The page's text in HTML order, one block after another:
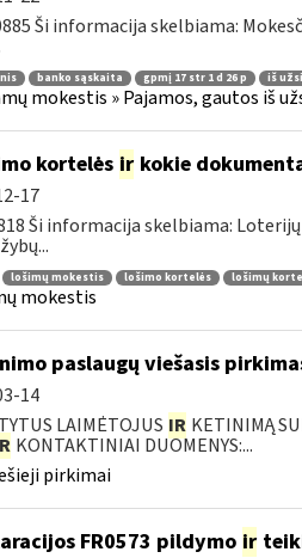
Ši informacija skelbiama:
banko sąskaita gpmį 17 str 1 d 26 p iš
mokestis » Pajamos, gautos iš
kortelės irkokie
17
Ši informacija skelbiama: Loterijų
lošimų mokestis lošimo kortelės lošimų
mokestis
paslaugų viešasis
14
LAIMĖTOJUS IR KETINIMĄ
KONTAKTINIAI DUOMENYS:...
pirkimai
FR0573 pildymo ir